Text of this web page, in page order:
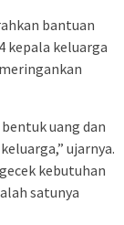
bantuan
kepala keluarga
uang dan
ujarnya.
kebutuhan
satunya